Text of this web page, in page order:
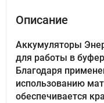
Описание
Аккумуляторы
для работы в
Благодаря
использованию
обеспечивается